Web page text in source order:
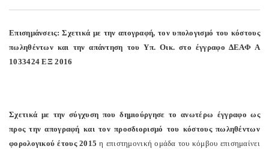
Επισημάνσεις: Σχετικά με την απογραφή, τον υπολογισμό του κόστους
πωληθέντων και την απάντηση του Υπ. Οικ. στο έγγραφο ΔΕΑΦ Α
1033424 ΕΞ 2016
Σχετικά με την σύγχυση που δημιούργησε το ανωτέρω έγγραφο ως
προς την απογραφή και τον προσδιορισμό του κόστους πωληθέντων
φορολογικού έτους 2015 η επιστημονική ομάδα του κόμβου επισημαίνει